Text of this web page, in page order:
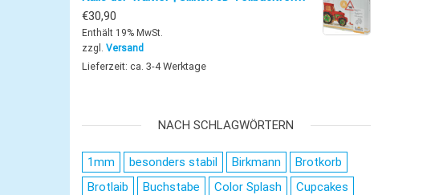
€30,90
Enthält 19% MwSt.
zzgl. Versand
Lieferzeit: ca. 3-4 Werktage
NACH SCHLAGWÖRTERN
1mm besonders stabil Birkmann
Brotkorb
Brotlaib
Buchstabe Color Splash
Cupcakes